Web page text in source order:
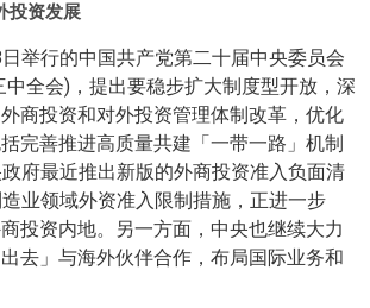
投资发展
举行的中国共产党第二十届中央委员会
全会)，提出要稳步扩大制度型开放，深
商投资和对外投资管理体制改革，优化
完善推进高质量共建「一带一路」机制
府最近推出新版的外商投资准入负面清
业领域外资准入限制措施，正进一步
商投资内地。另一方面，中央也继续大力
去」与海外伙伴合作，布局国际业务和